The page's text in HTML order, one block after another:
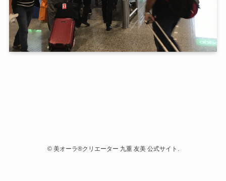
©美オーラ®クリエーター 九重 友美 公式サイト.